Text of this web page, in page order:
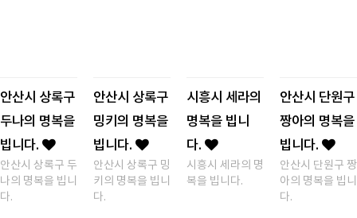
안산시 상록구
두나의 명복을
빕니다.
안산시 상록구 두
나의 명복을 빕니
다.
안산시 상록구
밍키의 명복을
빕니다.
안산시 상록구 밍
키의 명복을 빕니
다.
시흥시 세라의
명복을 빕니
다.
시흥시 세라의 명
복을 빕니다.
안산시 단원구
짱아의 명복을
빕니다.
안산시 단원구 짱
아의 명복을 빕니
다.